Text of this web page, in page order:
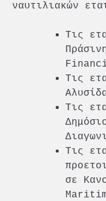
ναυτιλιακών
Τις
Τις
Τις
Τις
σε